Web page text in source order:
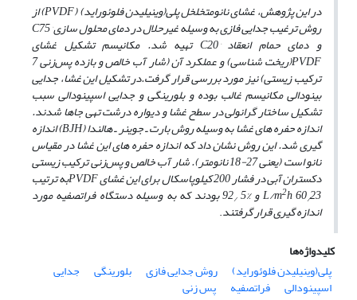
در این پژوهش، غشای نانومتخلخل پلی(وینیلیدن فلوئوراید) (PVDF) از
روش ترغیب جدایی فازی به وسیله غیرحلال در دمای محلول ‌سازی75
و دمای حمام انعقاد°C20 تهیه شد. مکانیسم تشکیل غشای
PVDF (ریخت ‌شناسی) و عملکرد آن (شار آب خالص و بازده پس‌زنی 7
ترکیب زیستی) نیز مورد بررسی قرار گرفت.در تشکیل این غشا، جدایی
بینودالی مکانیسم غالب بوده و بلورینگی و جدایی اسپینودالی سبب
تشکیل ساختار گرانولی در سطح غشا و دیواره درشت‌ تهی‌ جاها شدند.
اندازه حفره ‌های غشا به ‌وسیله روش بارت ـ جوینر ـ هالندا (BJH) اندازه
‌گیری شد. این روش نشان داد که اندازه حفره ‌های این غشا در مقیاس
نانو است (یعنی 27-18 نانومتر). شار آب خالص و پس‌زنی ترکیب زیستی
دکستران آبی در فشار 200 کیلوپاسکال برای این غشای PVDFبه ترتیب
L/m2h60/23 و %5 / 92 بودند که به وسیله دستگاه فراتصفیه مورد
اندازه‌ گیری قرار گرفتند.
کلیدواژه‌ها
پلی(وینیلیدن فلوئوراید)
روش جدایی فازی بلورینگی جدایی
اسپینودالی فراتصفیه
پس زنی